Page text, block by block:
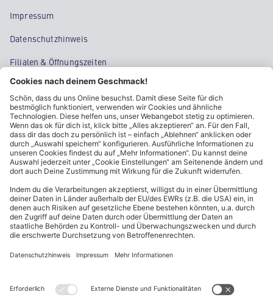
Impressum
Datenschutzhinweis
Filialen & Öffnungszeiten
Kontakt
Cookie-Einstellungen
Kundeninformationen
ALDI Nord folgen
* Wir bitten um Beachtung, dass diese Aktionsartikel im